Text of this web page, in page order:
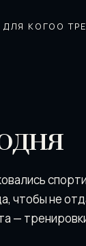
ДЛЯ КОГО О
чтобы не
—